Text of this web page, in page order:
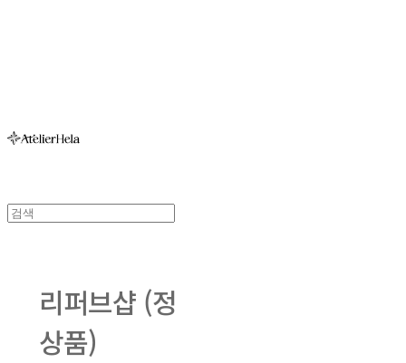
리퍼브샵 (정
상품)